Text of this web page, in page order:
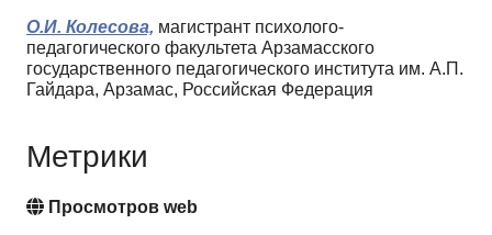
О.И. Колесова, магистрант психолого-
педагогического факультета Арзамасского
государственного педагогического института им. А.П.
Гайдара, Арзамас, Российская Федерация
Метрики
Просмотров web